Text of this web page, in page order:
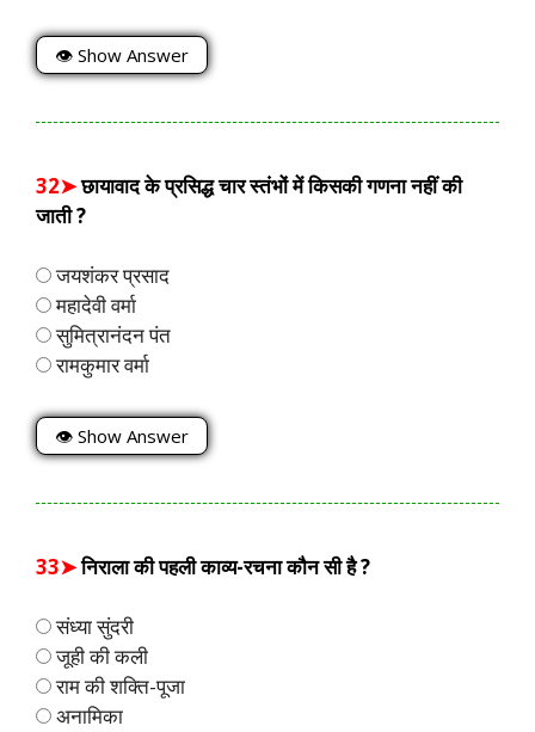
👁 Show Answer
32➤छायावाद के प्रसिद्ध चार स्तंभों में किसकी गणना नहीं की
जाती ?
जयशंकर प्रसाद
महादेवी वर्मा
सुमित्रानंदन पंत
रामकुमार वर्मा
👁 Show Answer
33➤निराला की पहली काव्य-रचना कौन सी है ?
संध्या सुंदरी
जूही की कली
राम की शक्ति-पूजा
अनामिका